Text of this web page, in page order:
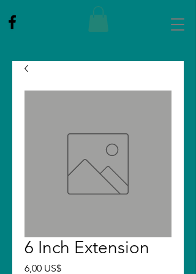
6 Inch Extension
6,00 US$Price